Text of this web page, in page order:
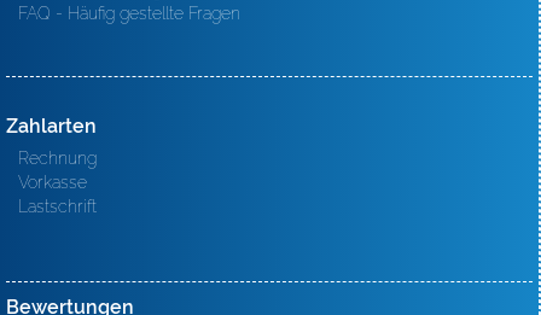
FAQ - Häufig gestellte Fragen
Zahlarten
Rechnung
Vorkasse
Lastschrift
Bewertungen